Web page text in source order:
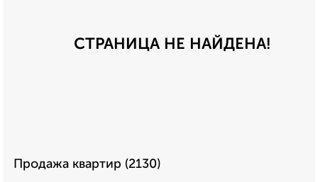
СТРАНИЦА НЕ НАЙДЕНА!
Продажа квартир (2130)